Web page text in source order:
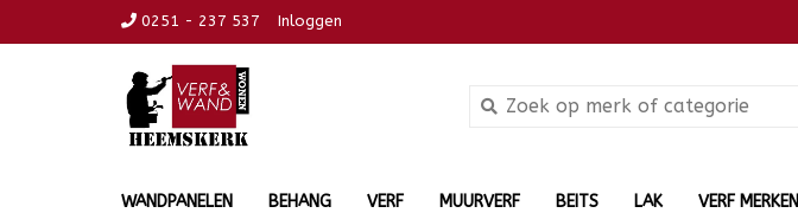
0251 - 237 537 Inloggen
WANDPANELEN BEHANG VERF MUURVERF BEITS LAK VERF MERKEN